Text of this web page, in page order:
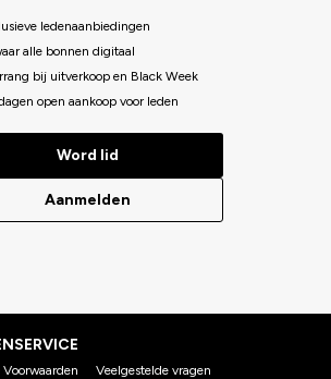
ledenaanbiedingen
alle bonnen digitaal
bij uitverkoop en Black Week
open aankoop voor leden
Word lid
Aanmelden
Veelgestelde vragen